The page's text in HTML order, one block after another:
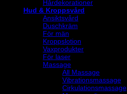
Hårdekorationer
Hud & Kroppsvård
Ansiktsvård
Duschkräm
För män
Kroppslotion
Vaxprodukter
För laser
Massage
All Massage
Vibrationsmassage
Cirkulationsmassage